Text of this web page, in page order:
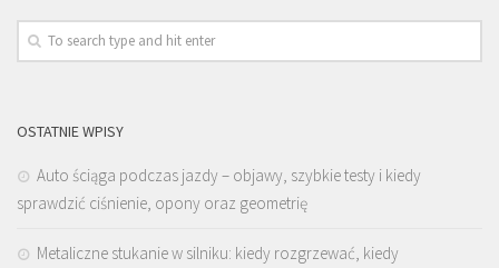
OSTATNIE WPISY
Auto ściąga podczas jazdy – objawy, szybkie testy i kiedy
sprawdzić ciśnienie, opony oraz geometrię
Metaliczne stukanie w silniku: kiedy rozgrzewać, kiedy